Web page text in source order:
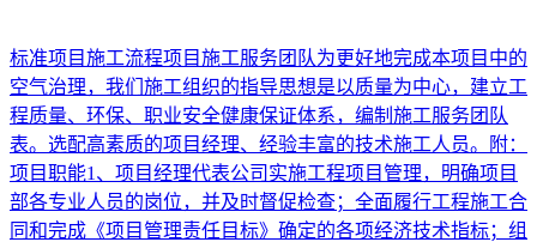
标准项目施工流程项目施工服务团队为更好地完成本项目中的
空气治理，我们施工组织的指导思想是以质量为中心，建立工
程质量、环保、职业安全健康保证体系，编制施工服务团队
表。选配高素质的项目经理、经验丰富的技术施工人员。附：
项目职能1、项目经理代表公司实施工程项目管理，明确项目
部各专业人员的岗位，并及时督促检查；全面履行工程施工合
同和完成《项目管理责任目标》确定的各项经济技术指标；组